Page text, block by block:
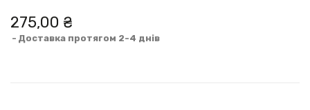
275,00 ₴
Доставка протягом 2-4 днів